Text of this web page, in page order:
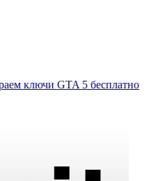
ключи GTA 5 бесплатно